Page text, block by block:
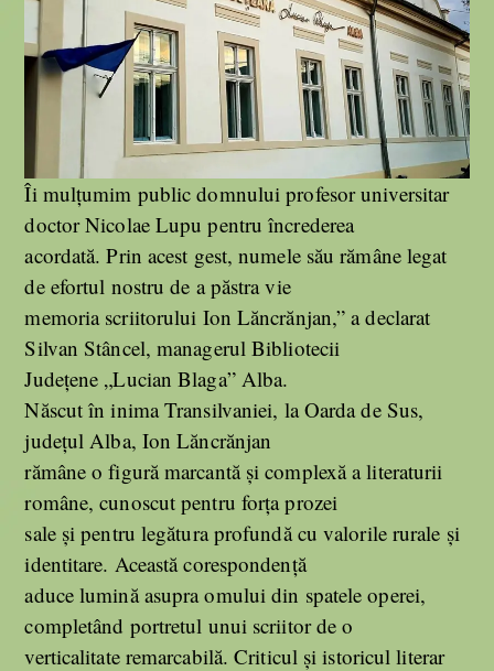
Îi mulțumim public domnului profesor universitar
doctor Nicolae Lupu pentru încrederea
acordată. Prin acest gest, numele său rămâne legat
de efortul nostru de a păstra vie
memoria scriitorului Ion Lăncrănjan,” a declarat
Silvan Stâncel, managerul Bibliotecii
Județene „Lucian Blaga” Alba.
Născut în inima Transilvaniei, la Oarda de Sus,
județul Alba, Ion Lăncrănjan
rămâne o figură marcantă și complexă a literaturii
române, cunoscut pentru forța prozei
sale și pentru legătura profundă cu valorile rurale și
identitare. Această corespondență
aduce lumină asupra omului din spatele operei,
completând portretul unui scriitor de o
verticalitate remarcabilă. Criticul și istoricul literar